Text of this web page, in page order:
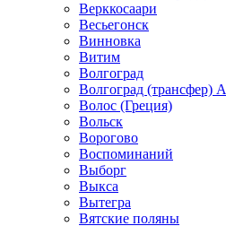
Верккосаари
Весьегонск
Винновка
Витим
Волгоград
Волгоград (трансфер)
Волос (Греция)
Вольск
Ворогово
Воспоминаний
Выборг
Выкса
Вытегра
Вятские поляны